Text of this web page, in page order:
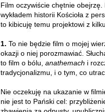
Film oczywiście chętnie
wykładem historii Kościoła z
to kibicuję temu projektowi z
1. To nie będzie film o mojej
okazji o niej porozmawiać.
to film o bólu, anathemach i
tradycjonalizmu, i o tym, co
Nie oczekuję na ukazanie w
nie jest to Pański cel: